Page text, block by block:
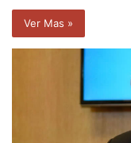
Ver Mas »